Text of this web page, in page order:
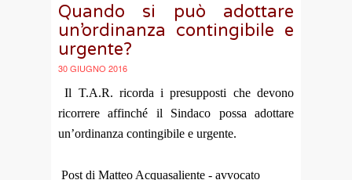
Quando si può adottare
un’ordinanza contingibile e
urgente?
30 GIUGNO 2016
Il T.A.R. ricorda i presupposti che devono
ricorrere affinché il Sindaco possa adottare
un’ordinanza contingibile e urgente.
Post di Matteo Acquasaliente - avvocato